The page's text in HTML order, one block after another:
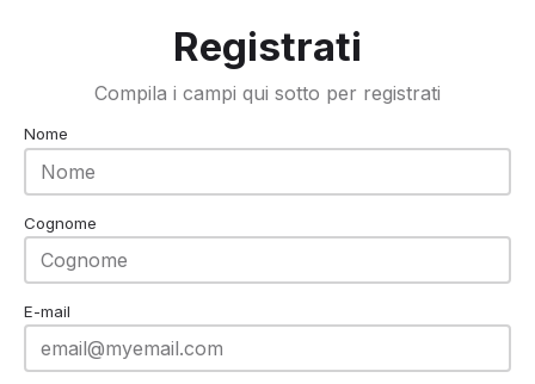
Registrati
Compila i campi qui sotto per registrati
Nome
Cognome
E-mail